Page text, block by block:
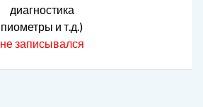
диагностика
пиометры и т.д.)
не записывался